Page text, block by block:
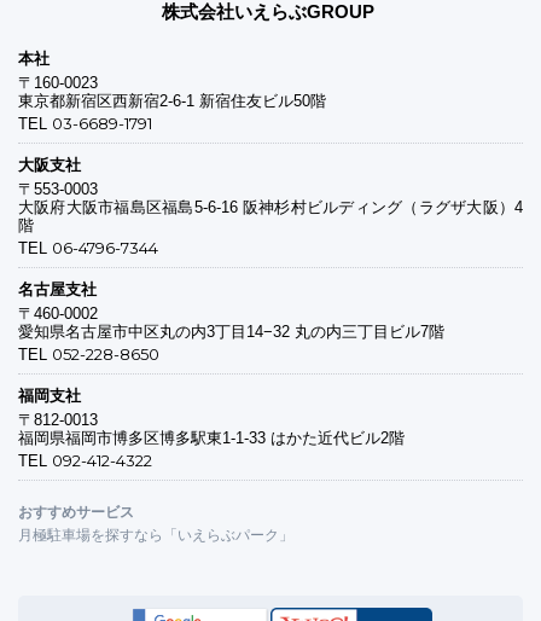
株式会社いえらぶGROUP
本社
〒160-0023
東京都新宿区西新宿2-6-1 新宿住友ビル50階
TEL 03-6689-1791
大阪支社
〒553-0003
大阪府大阪市福島区福島5-6-16 阪神杉村ビルディング（ラグザ大阪）4
階
TEL 06-4796-7344
名古屋支社
〒460-0002
愛知県名古屋市中区丸の内3丁目14−32 丸の内三丁目ビル7階
TEL 052-228-8650
福岡支社
〒812-0013
福岡県福岡市博多区博多駅東1-1-33 はかた近代ビル2階
TEL 092-412-4322
おすすめサービス
月極駐車場を探すなら「いえらぶパーク」